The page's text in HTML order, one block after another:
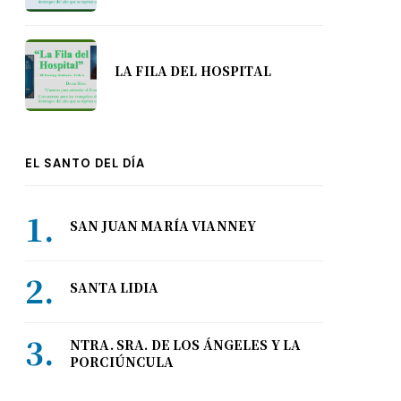
LA FILA DEL HOSPITAL
EL SANTO DEL DÍA
SAN JUAN MARÍA VIANNEY
SANTA LIDIA
NTRA. SRA. DE LOS ÁNGELES Y LA
PORCIÚNCULA